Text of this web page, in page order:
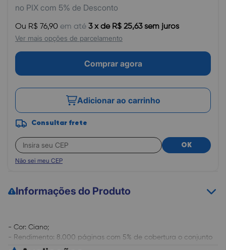
no PIX com 5% de Desconto
Ou R$ 76,90 em até 3 x de R$ 25,63 sem juros
Ver mais opções de parcelamento
Comprar agora
Adicionar ao carrinho
Consultar frete
OK
Não sei meu CEP
Informações do Produto
- Cor: Ciano;
- Rendimento: 8.000 páginas com 5% de cobertura o conjunto
dos 3 coloridos;